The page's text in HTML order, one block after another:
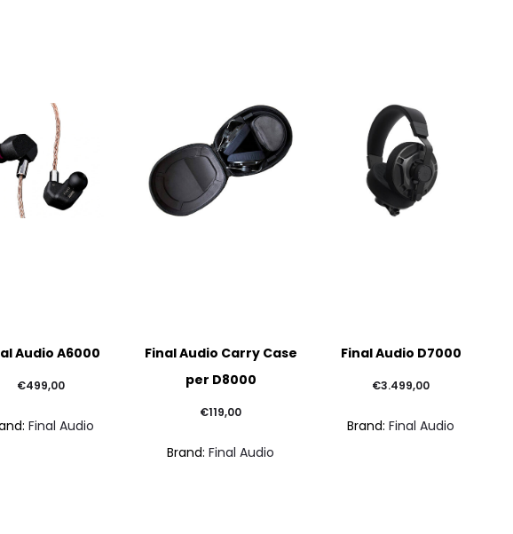
Audio A6000
€499,00
Final Audio
Final Audio Carry Case
per D8000
€119,00
Brand:Final Audio
Final Audio D7000
€3.499,00
Brand:Final Audio